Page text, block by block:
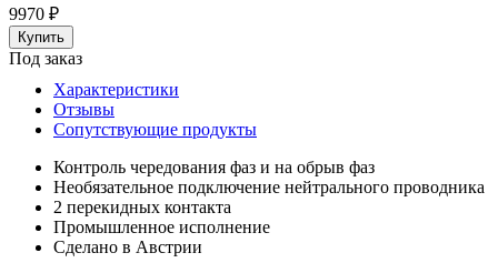
9970 ₽
Под заказ
Характеристики
Отзывы
Сопутствующие продукты
Контроль чередования фаз и на обрыв фаз
Необязательное подключение нейтрального проводника
2 перекидных контакта
Промышленное исполнение
Сделано в Австрии